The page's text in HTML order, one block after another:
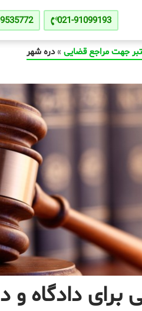
021-91099193
جهت مراجع قضایی »دره شهر
برای دادگاه و